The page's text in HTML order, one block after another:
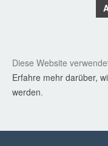
Diese Website
Erfahre mehr darüber,
werden.